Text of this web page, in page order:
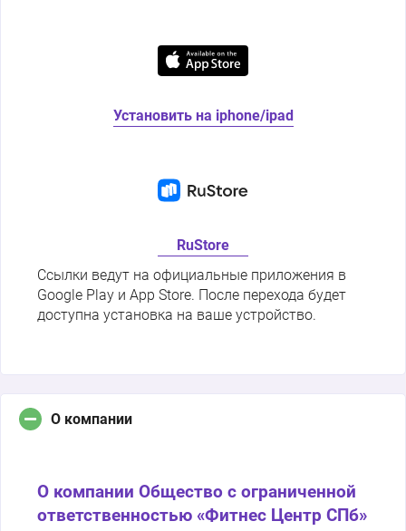
Установить на iphone/ipad
RuStore
Ссылки ведут на официальные приложения в
Google Play и App Store. После перехода будет
доступна установка на ваше устройство.
О компании
О компании Общество с ограниченной
ответственностью «Фитнес Центр СПб»